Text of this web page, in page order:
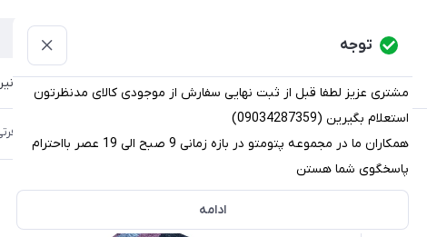
توجه
مشتری عزیز لطفا قبل از ثبت نهایی سفارش از موجودی کالای مدنظرتون
استعلام بگیرین (09034287359)
همکاران ما در مجموعه پتومتو در بازه زمانی 9 صبح الی 19 عصر بااحترام
پاسخگوی شما هستن
ادامه
دسته‌بندی کالاها خانه دسته بندی محصولات
پتو